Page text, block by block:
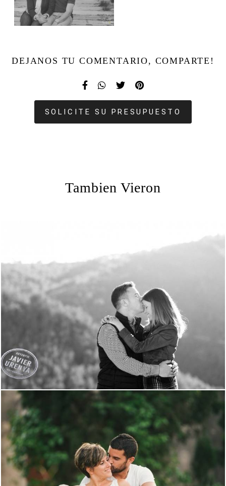
DEJANOS TU COMENTARIO, COMPARTE!
SOLICITE SU PRESUPUESTO
Tambien Vieron
1825 0